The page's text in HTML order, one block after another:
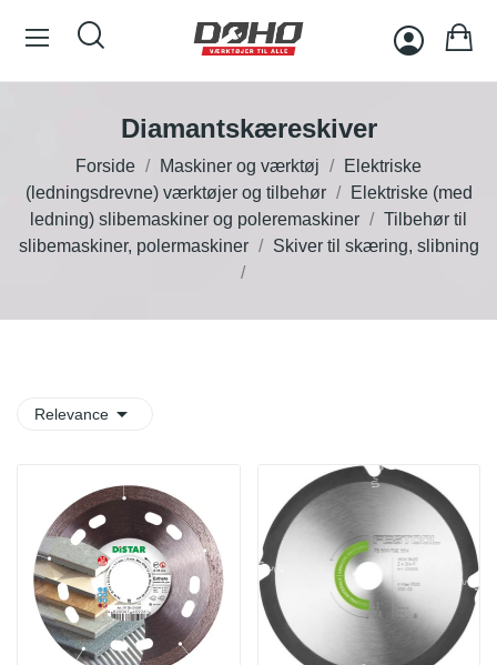
Diamantskæreskiver
Forside Maskiner og værktøj
Elektriske
(ledningsdrevne) værktøjer og tilbehør
Elektriske (med
ledning) slibemaskiner og poleremaskiner
Tilbehør til
slibemaskiner, polermaskiner
Skiver til skæring, slibning
Relevance 